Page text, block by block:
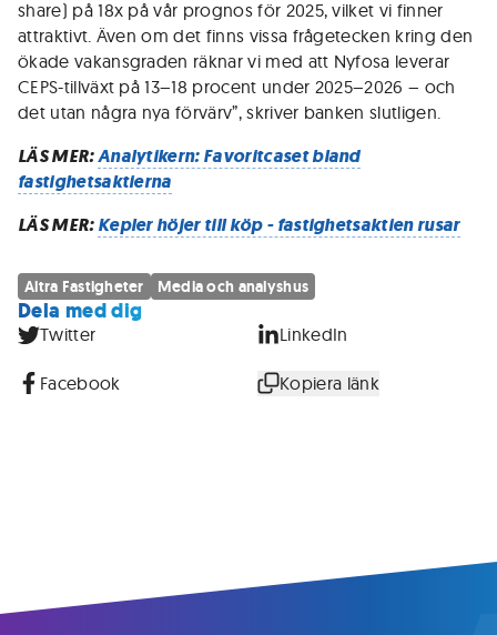
share) på 18x på vår prognos för 2025, vilket vi finner
attraktivt. Även om det finns vissa frågetecken kring den
ökade vakansgraden räknar vi med att Nyfosa leverar
CEPS-tillväxt på 13–18 procent under 2025–2026 – och
det utan några nya förvärv”, skriver banken slutligen.
LÄS MER:Analytikern: Favoritcaset bland
fastighetsaktierna
LÄS MER:Kepler höjer till köp - fastighetsaktien rusar
Altra Fastigheter Media och analyshus
Dela med dig
Twitter LinkedIn
Facebook Kopiera länk